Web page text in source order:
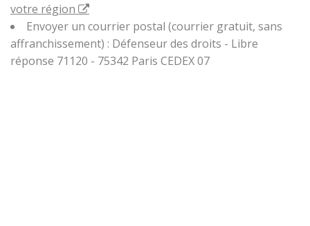
votre région
Envoyer un courrier postal (courrier gratuit, sans
affranchissement) : Défenseur des droits - Libre
réponse 71120 - 75342 Paris CEDEX 07